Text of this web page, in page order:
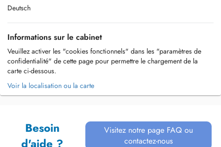
Deutsch
Informations sur le cabinet
Veuillez activer les "cookies fonctionnels" dans les "paramètres de
confidentialité" de cette page pour permettre le chargement de la
carte ci-dessous.
Voir la localisation ou la carte
Besoin
d'aide ?
Visitez notre page FAQ ou
contactez-nous